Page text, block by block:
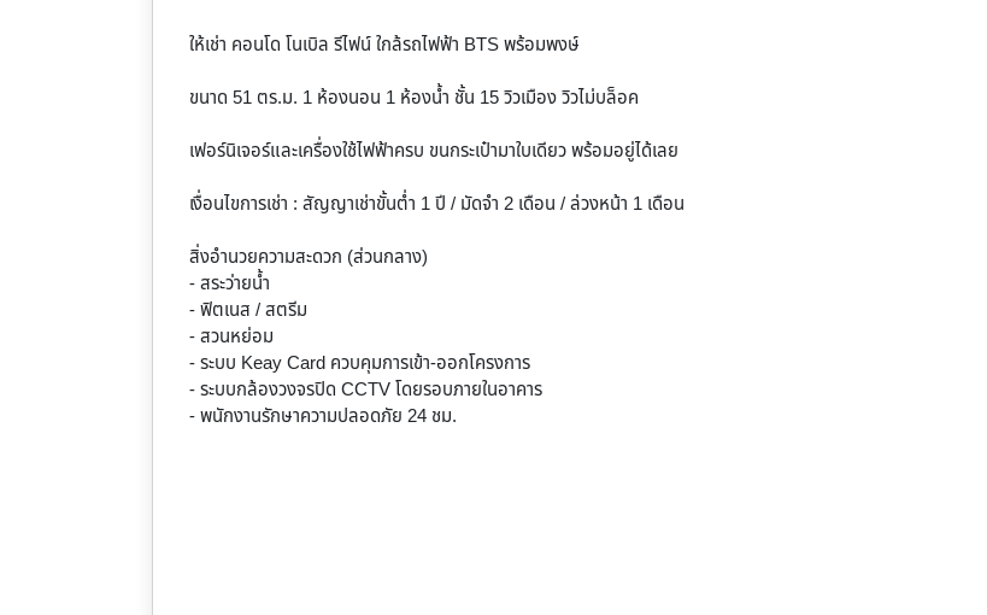
ให้เช่า คอนโด โนเบิล รีไฟน์ ใกล้รถไฟฟ้า BTS พร้อมพงษ์
ขนาด 51 ตร.ม. 1 ห้องนอน 1 ห้องน้ำ ชั้น 15 วิวเมือง วิวไม่บล็อค
เฟอร์นิเจอร์และเครื่องใช้ไฟฟ้าครบ ขนกระเป๋ามาใบเดียว พร้อมอยู่ได้เลย
เงื่อนไขการเช่า : สัญญาเช่าขั้นต่ำ 1 ปี / มัดจำ 2 เดือน / ล่วงหน้า 1 เดือน
สิ่งอำนวยความสะดวก (ส่วนกลาง)
- สระว่ายน้ำ
- ฟิตเนส / สตรีม
- สวนหย่อม
- ระบบ Keay Card ควบคุมการเข้า-ออกโครงการ
- ระบบกล้องวงจรปิด CCTV โดยรอบภายในอาคาร
- พนักงานรักษาความปลอดภัย 24 ชม.